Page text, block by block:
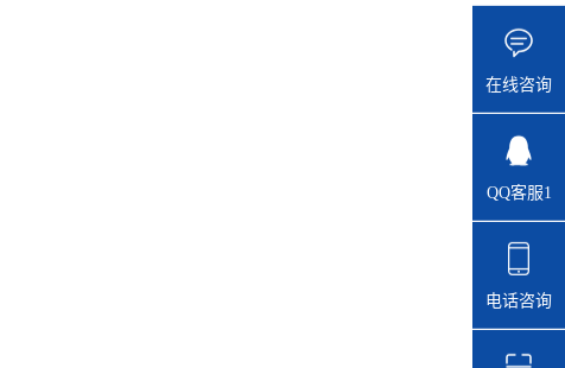
在线咨询
QQ客服1
电话咨询